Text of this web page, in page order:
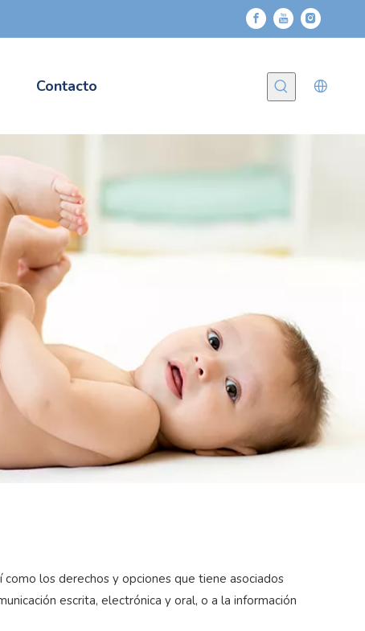
Contacto
los derechos y opciones que tiene asociados
escrita, electrónica y oral, o a la información